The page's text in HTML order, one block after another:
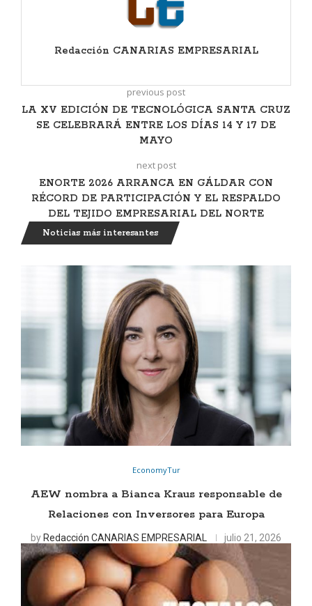
Redacción CANARIAS EMPRESARIAL
previous post
LA XV EDICIÓN DE TECNOLÓGICA SANTA CRUZ
SE CELEBRARÁ ENTRE LOS DÍAS 14 Y 17 DE
MAYO
next post
ENORTE 2026 ARRANCA EN GÁLDAR CON
RÉCORD DE PARTICIPACIÓN Y EL RESPALDO
DEL TEJIDO EMPRESARIAL DEL NORTE
Noticias más interesantes
EconomyTur
AEW nombra a Bianca Kraus responsable de
Relaciones con Inversores para Europa
by Redacción CANARIAS EMPRESARIAL julio 21, 2026